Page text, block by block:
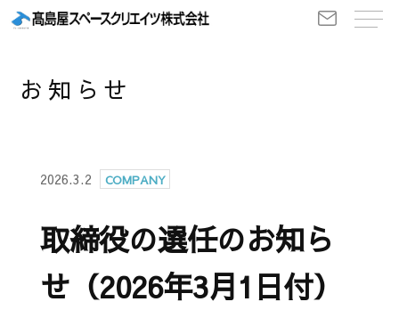
お知らせ
2026.3.2 COMPANY
取締役の選任のお知ら
せ（2026年3月1日付）